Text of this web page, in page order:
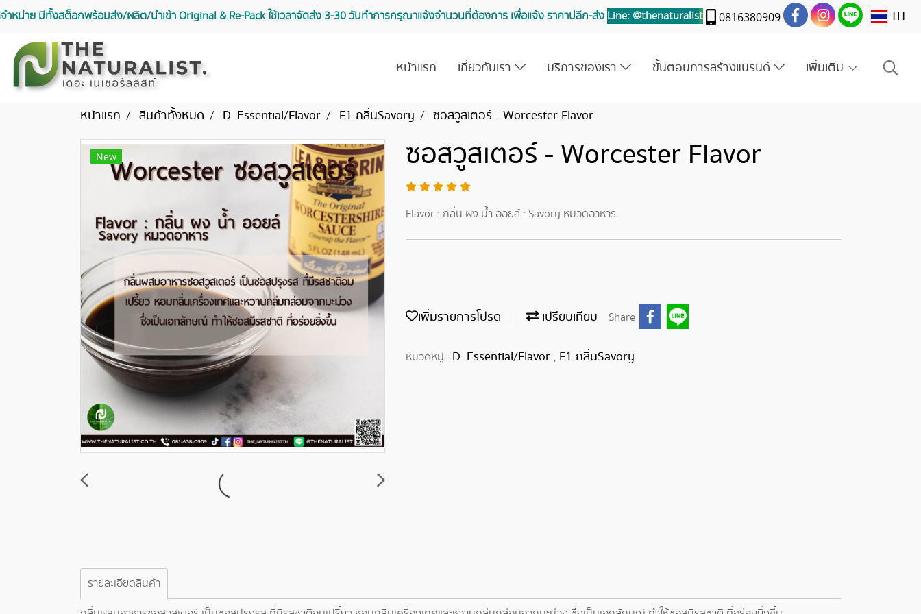
น่าย มีทั้งสต็อกพร้อมส่ง/ผลิต/นำเข้า Original & Re-Pack ใช้เวลาจัดส่ง 3-30 วันทำการ กรุณาแจ้งจำนวนที่ต้องการ เพื่อแจ้ง ราคาปลีก-ส่ง Line: @thenaturalist 0816380909 TH
หน้าแรก เกี่ยวกับเรา บริการของเรา ขั้นตอนการสร้างแบรนด์ เพิ่มเติม
หน้าแรก สินค้าทั้งหมด D. Essential/Flavor F1 กลิ่นSavory ซอสวูสเตอร์ - Worcester Flavor
New ซอสวูสเตอร์ - Worcester Flavor
Flavor : กลิ่น ผง น้ำ ออยล์ : Savory หมวดอาหาร
เพิ่มรายการโปรด เปรียบเทียบ Share
หมวดหมู่ : D. Essential/Flavor , F1 กลิ่นSavory
รายละเอียดสินค้า